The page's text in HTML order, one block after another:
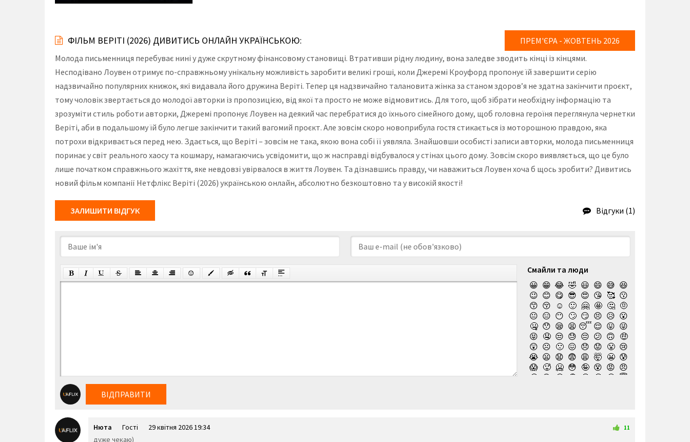
ФІЛЬМ ВЕРІТІ (2026) ДИВИТИСЬ ОНЛАЙН УКРАЇНСЬКОЮ:
ПРЕМ'ЄРА - ЖОВТЕНЬ 2026
Молода письменниця перебуває нині у дуже скрутному фінансовому становищі. Втративши рідну людину, вона заледве зводить кінці із кінцями.
Несподівано Лоувен отримує по-справжньому унікальну можливість заробити великі гроші, коли Джеремі Кроуфорд пропонує їй завершити серію
надзвичайно популярних книжок, які видавала його дружина Веріті. Тепер ця надзвичайно талановита жінка за станом здоров’я не здатна закінчити проєкт,
тому чоловік звертається до молодої авторки із пропозицією, від якої та просто не може відмовитись. Для того, щоб зібрати необхідну інформацію та
зрозуміти стиль роботи авторки, Джеремі пропонує Лоувен на деякий час перебратися до їхнього сімейного дому, щоб головна героїня переглянула чернетки
Веріті, аби в подальшому їй було легше закінчити такий вагомий проєкт. Але зовсім скоро новоприбула гостя стикається із моторошною правдою, яка
потрохи відкривається перед нею. Здається, що Веріті – зовсім не така, якою вона собі її уявляла. Знайшовши особисті записи авторки, молода письменниця
поринає у світ реального хаосу та кошмару, намагаючись усвідомити, що ж насправді відбувалося у стінах цього дому. Зовсім скоро виявляється, що це було
лише початком справжнього жахіття, яке невдовзі увірвалося в життя Лоувен. Та дізнавшись правду, чи наважиться Лоувен хоча б щось зробити? Дивитись
новий фільм компанії Нетфлікс Веріті (2026) українською онлайн, абсолютно безкоштовно та у високій якості!
ЗАЛИШИТИ ВІДГУК Відгуки (1)
Смайли та люди
😀 😁 😂 🤣 😃 😄 😅 😆
😉 😊 😋 😎 😍 😘 🥰 😗
😙 😚 ☺️ 🙂 🤗 🤩 🤔 🤨
😐 😑 😶 🙄 😏 😣 😥 😮
🤐 😯 😪 😫 😴 😌 😛 😜
😝 🤤 😒 😓 😔 😕 🙃 🤑
😲 ☹️ 🙁 😖 😞 😟 😤 😢
😭 😦 😧 😨 😩 🤯 😬 😰
😱 🥵 🥶 😳 🤪 😵 😡 😠
🤬
😷 🤒 🤕 🤢 🤮 🤧 😇
🙈 🙉
ВІДПРАВИТИ
Нюта Гості 29 квітня 2026 19:34 11
дуже чекаю)